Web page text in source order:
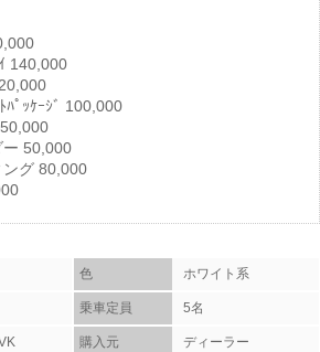
140,000
ﾊﾟｯｹｰｼﾞ 100,000
ー 50,000
ング 80,000
色 ホワイト系
乗車定員 5名
購入元 ディーラー